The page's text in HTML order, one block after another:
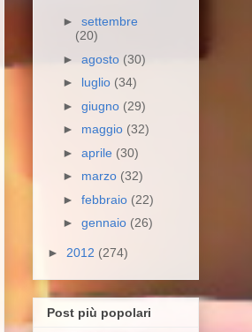
► settembre
(20)
► agosto (30)
► luglio (34)
► giugno (29)
► maggio (32)
► aprile (30)
► marzo (32)
► febbraio (22)
► gennaio (26)
► 2012 (274)
Post più popolari